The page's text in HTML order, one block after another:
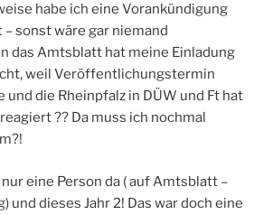
habe ich eine Vorankündigung
sonst wäre gar niemand
das Amtsblatt hat meine Einladung
weil Veröffentlichungstermin
die Rheinpfalz in DÜW und Ft hat
?? Da muss ich nochmal
eine Person da ( auf Amtsblatt –
und dieses Jahr 2! Das war doch eine